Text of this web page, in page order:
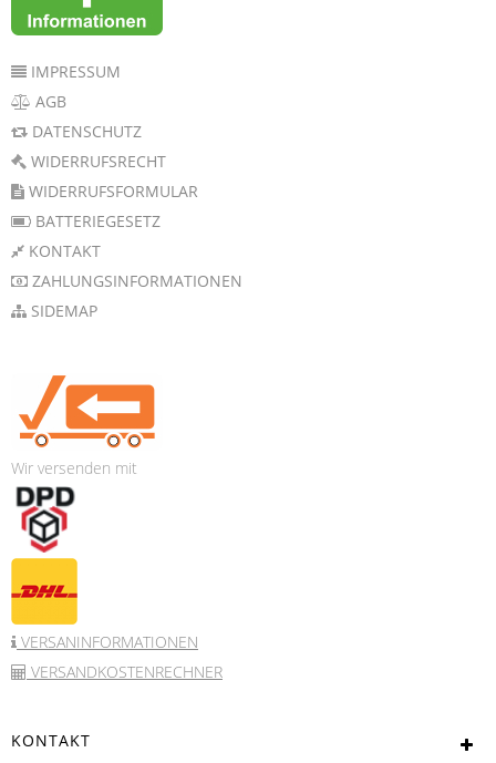
IMPRESSUM
AGB
DATENSCHUTZ
WIDERRUFSRECHT
WIDERRUFSFORMULAR
BATTERIEGESETZ
KONTAKT
ZAHLUNGSINFORMATIONEN
SIDEMAP
Wir versenden mit
VERSANINFORMATIONEN
VERSANDKOSTENRECHNER
KONTAKT